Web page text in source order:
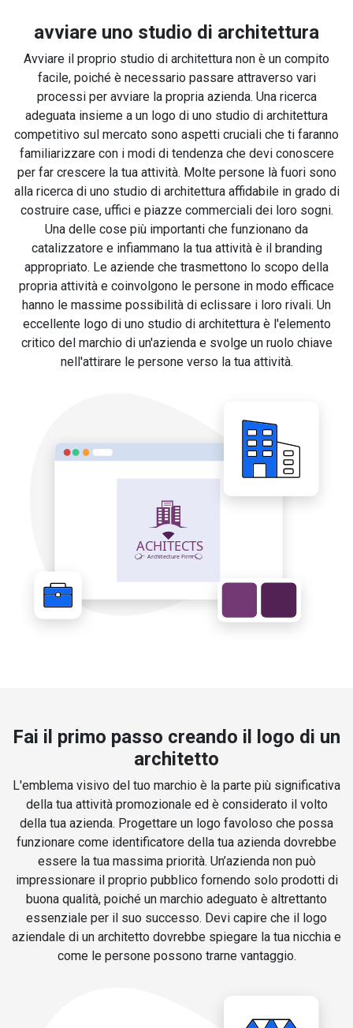
avviare uno studio di architettura
Avviare il proprio studio di architettura non è un compito
facile, poiché è necessario passare attraverso vari
processi per avviare la propria azienda. Una ricerca
adeguata insieme a un logo di uno studio di architettura
competitivo sul mercato sono aspetti cruciali che ti faranno
familiarizzare con i modi di tendenza che devi conoscere
per far crescere la tua attività. Molte persone là fuori sono
alla ricerca di uno studio di architettura affidabile in grado di
costruire case, uffici e piazze commerciali dei loro sogni.
Una delle cose più importanti che funzionano da
catalizzatore e infiammano la tua attività è il branding
appropriato. Le aziende che trasmettono lo scopo della
propria attività e coinvolgono le persone in modo efficace
hanno le massime possibilità di eclissare i loro rivali. Un
eccellente logo di uno studio di architettura è l'elemento
critico del marchio di un'azienda e svolge un ruolo chiave
nell'attirare le persone verso la tua attività.
Fai il primo passo creando il logo di un
architetto
L'emblema visivo del tuo marchio è la parte più significativa
della tua attività promozionale ed è considerato il volto
della tua azienda. Progettare un logo favoloso che possa
funzionare come identificatore della tua azienda dovrebbe
essere la tua massima priorità. Un’azienda non può
impressionare il proprio pubblico fornendo solo prodotti di
buona qualità, poiché un marchio adeguato è altrettanto
essenziale per il suo successo. Devi capire che il logo
aziendale di un architetto dovrebbe spiegare la tua nicchia e
come le persone possono trarne vantaggio.